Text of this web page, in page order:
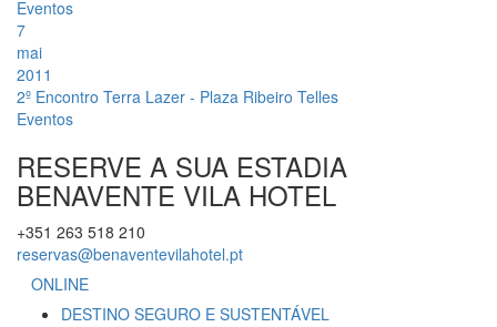
Eventos
7
mai
2011
2º Encontro Terra Lazer - Plaza Ribeiro Telles
Eventos
RESERVE A SUA ESTADIA
BENAVENTE VILA HOTEL
+351 263 518 210
reservas@benaventevilahotel.pt
ONLINE
DESTINO SEGURO E SUSTENTÁVEL